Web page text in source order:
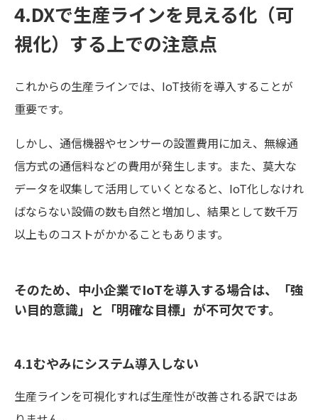
4.DXで生産ラインを見える化（可
視化）する上での注意点
これからの生産ラインでは、IoT技術を導入することが
重要です。
しかし、通信機器やセンサーの設置費用に加え、無線通
信方式の通信料などの費用が発生します。また、莫大な
データを収集して活用していくとなると、IoT化しなけれ
ばならない設備の数も自然と増加し、結果として数千万
以上ものコストがかかることもあります。
そのため、中小企業でIoTを導入する場合は、「強
い目的意識」と「明確な目標」が不可欠です。
4.1むやみにシステム導入しない
生産ラインを可視化すれば生産性が改善される訳ではあ